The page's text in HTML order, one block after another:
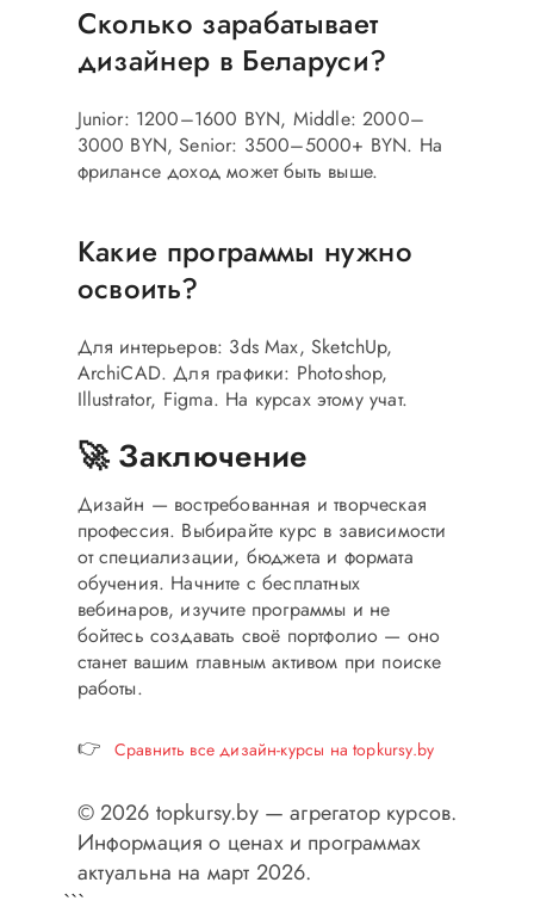
Сколько зарабатывает
дизайнер в Беларуси?
Junior: 1200–1600 BYN, Middle: 2000–
3000 BYN, Senior: 3500–5000+ BYN. На
фрилансе доход может быть выше.
Какие программы нужно
освоить?
Для интерьеров: 3ds Max, SketchUp,
ArchiCAD. Для графики: Photoshop,
Illustrator, Figma. На курсах этому учат.
🚀 Заключение
Дизайн — востребованная и творческая
профессия. Выбирайте курс в зависимости
от специализации, бюджета и формата
обучения. Начните с бесплатных
вебинаров, изучите программы и не
бойтесь создавать своё портфолио — оно
станет вашим главным активом при поиске
работы.
👉 Сравнить все дизайн-курсы на topkursy.by
© 2026 topkursy.by — агрегатор курсов.
Информация о ценах и программах
актуальна на март 2026.
```